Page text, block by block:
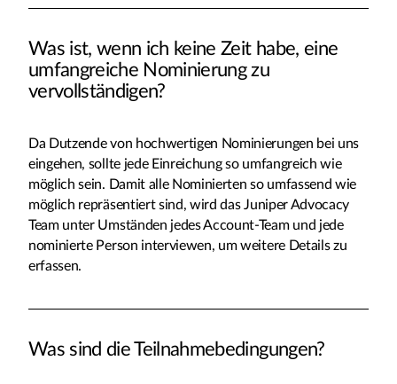
Was ist, wenn ich keine Zeit habe, eine
umfangreiche Nominierung zu
vervollständigen?
Da Dutzende von hochwertigen Nominierungen bei uns
eingehen, sollte jede Einreichung so umfangreich wie
möglich sein. Damit alle Nominierten so umfassend wie
möglich repräsentiert sind, wird das Juniper Advocacy
Team unter Umständen jedes Account-Team und jede
nominierte Person interviewen, um weitere Details zu
erfassen.
Was sind die Teilnahmebedingungen?